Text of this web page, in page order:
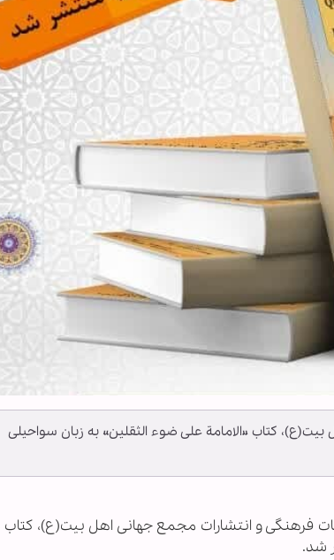
کتاب «الامامة علی ضوء الثقلین» به زبان سواحیلی
فرهنگی و انتشارات مجمع جهانی اهل بیت(ع)، کتاب
شد.